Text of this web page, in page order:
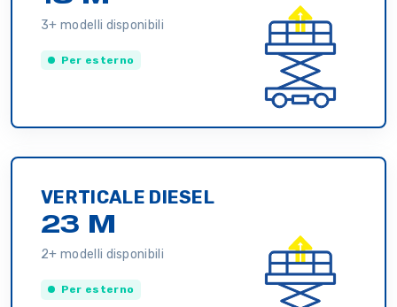
3+ modelli disponibili
Per esterno
VERTICALE DIESEL
23 M
2+ modelli disponibili
Per esterno